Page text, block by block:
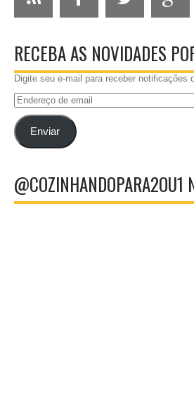
RECEBA AS NOVIDADES
Digite seu e-mail para receber notificações
Endereço
emailEnviar
@COZINHANDOPARA2OU1